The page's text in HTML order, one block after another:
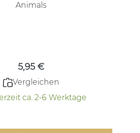
Animals
5,95 €
Vergleichen
ca. 2-6 Werktage